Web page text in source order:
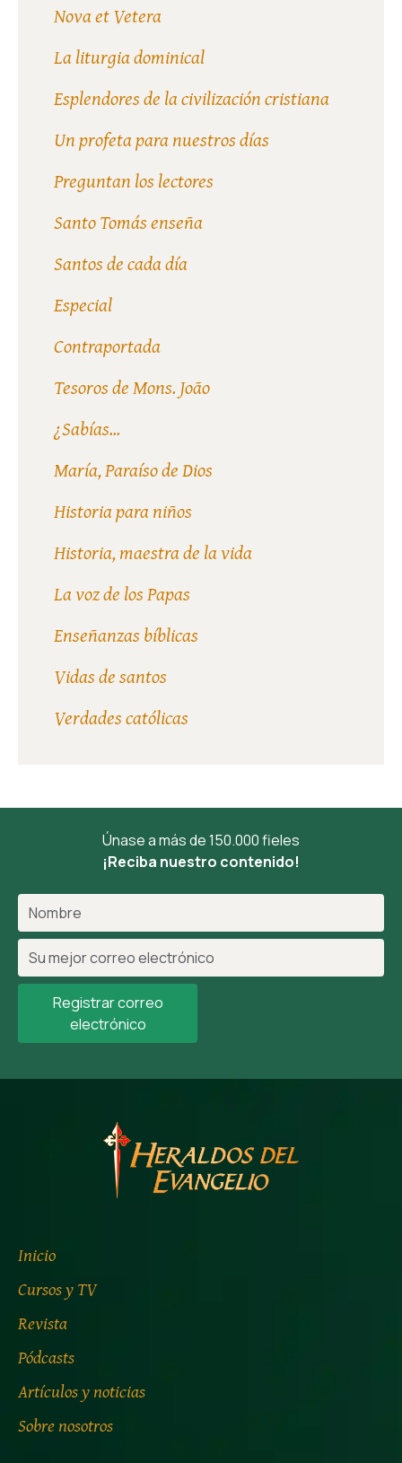
Nova et Vetera
La liturgia dominical
Esplendores de la civilización cristiana
Un profeta para nuestros días
Preguntan los lectores
Santo Tomás enseña
Santos de cada día
Especial
Contraportada
Tesoros de Mons. João
¿Sabías...
María, Paraíso de Dios
Historia para niños
Historia, maestra de la vida
La voz de los Papas
Enseñanzas bíblicas
Vidas de santos
Verdades católicas
Únase a más de 150.000 fieles
¡Reciba nuestro contenido!
Registrar correo
electrónico
Inicio
Cursos y TV
Revista
Pódcasts
Artículos y noticias
Sobre nosotros